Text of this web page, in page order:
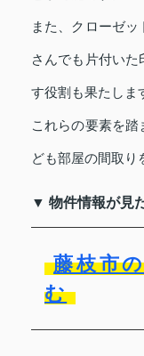
また、クローゼ
さんでも片付い
す役割も果たしま
これらの要素を
ども部屋の間取り
▼ 物件情報が見
藤枝市
む